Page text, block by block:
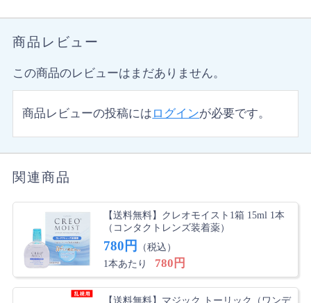
商品レビュー
この商品のレビューはまだありません。
商品レビューの投稿には ログインが必要です。
関連商品
【送料無料】クレオモイスト1箱 15ml 1本
（コンタクトレンズ装着薬）
780円
（税込）
1本あたり
780円
【送料無料】マジック トーリック（ワンデ